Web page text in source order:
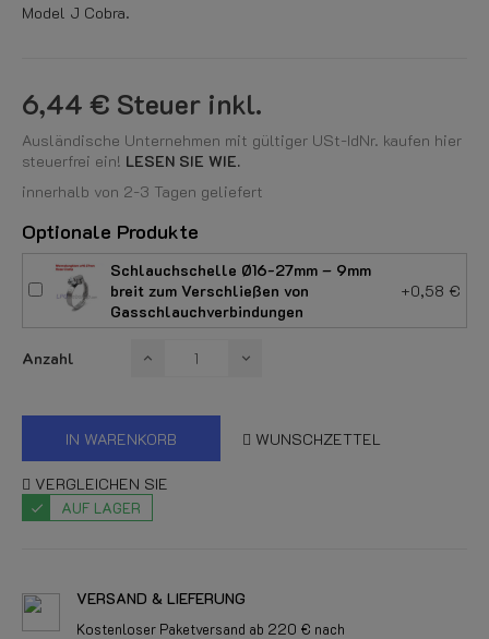
Model J Cobra.
6,44 € Steuer inkl.
Ausländische Unternehmen mit gültiger USt-IdNr. kaufen hier
steuerfrei ein! LESEN SIE WIE.
innerhalb von 2-3 Tagen geliefert
Optionale Produkte
Schlauchschelle Ø16-27mm – 9mm
breit zum Verschließen von
Gasschlauchverbindungen
+0,58 €
Anzahl
IN WARENKORB WUNSCHZETTEL
VERGLEICHEN SIE
AUF LAGER
VERSAND & LIEFERUNG
Kostenloser Paketversand ab 220 € nach